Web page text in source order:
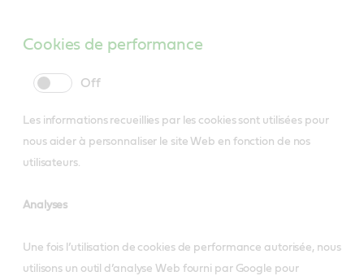
Cookies de performance
cookie
slider
cookie
Les informations recueillies par les cookies sont utilisées pour
nous aider à personnaliser le site Web en fonction de nos
utilisateurs.
Analyses
Une fois l’utilisation de cookies de performance autorisée, nous
utilisons un outil d’analyse Web fourni par Google pour